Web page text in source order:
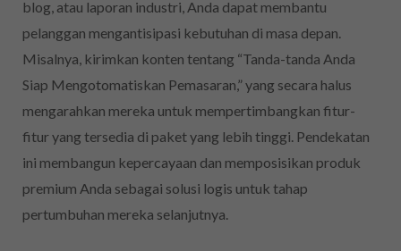
blog, atau laporan industri, Anda dapat membantu
pelanggan mengantisipasi kebutuhan di masa depan.
Misalnya, kirimkan konten tentang “Tanda-tanda Anda
Siap Mengotomatiskan Pemasaran,” yang secara halus
mengarahkan mereka untuk mempertimbangkan fitur-
fitur yang tersedia di paket yang lebih tinggi. Pendekatan
ini membangun kepercayaan dan memposisikan produk
premium Anda sebagai solusi logis untuk tahap
pertumbuhan mereka selanjutnya.